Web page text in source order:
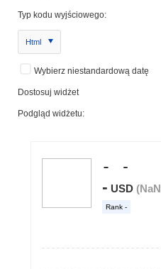
Typ kodu wyjściowego:
Html
Wybierz niestandardową datę
Dostosuj widżet
Podgląd widżetu: